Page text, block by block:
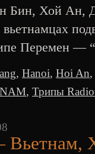
Бин, Хой Ан,
Перемен —
, Hanoi, Hoi An,
, Трипы
Вьетнам,